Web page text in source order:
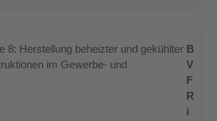
B
V
F
R
i